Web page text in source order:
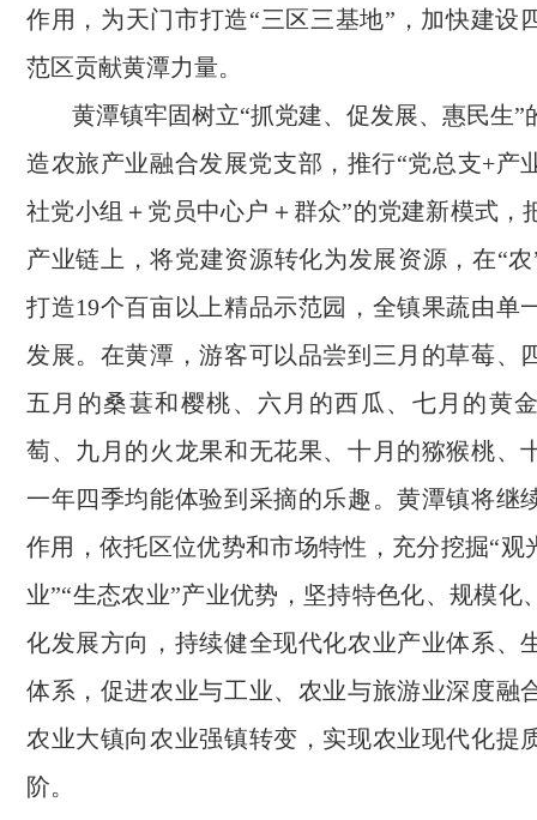
作用，为天门市打造“三区三基地”，加快建设
范区贡献黄潭力量。
黄潭镇牢固树立“抓党建、促发展、惠民生”
造农旅产业融合发展党支部，推行“党总支+产
社党小组＋党员中心户＋群众”的党建新模式，
产业链上，将党建资源转化为发展资源，在“
打造19个百亩以上精品示范园，全镇果蔬由单
发展。在黄潭，游客可以品尝到三月的草莓、
五月的桑葚和樱桃、六月的西瓜、七月的黄
萄、九月的火龙果和无花果、十月的猕猴桃、
一年四季均能体验到采摘的乐趣。黄潭镇将继
作用，依托区位优势和市场特性，充分挖掘“观
业”“生态农业”产业优势，坚持特色化、规模化
化发展方向，持续健全现代化农业产业体系、
体系，促进农业与工业、农业与旅游业深度融
农业大镇向农业强镇转变，实现农业现代化提
阶。